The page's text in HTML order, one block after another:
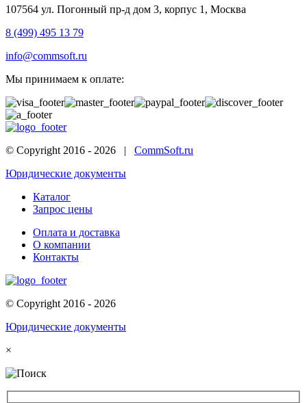
107564 ул. Погонный пр-д дом 3, корпус 1, Москва
8 (499) 495 13 79
info@commsoft.ru
Мы принимаем к оплате:
© Copyright 2016 - 2026 | CommSoft.ru
Юридические документы
Каталог
Запрос цены
Оплата и доставка
О компании
Контакты
© Copyright 2016 - 2026
Юридические документы
×